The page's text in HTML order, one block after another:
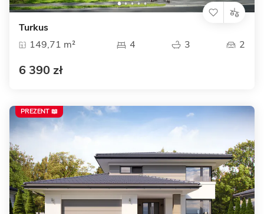
Turkus
149,71 m²
4 3 2
6 390 zł
PREZENT 📖